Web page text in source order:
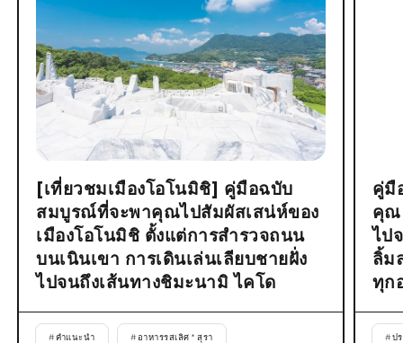
[เที่ยวชมเมืองโอโนมิชิ] คู่มือฉบับ
สมบูรณ์ที่จะพาคุณไปสัมผัสเสน่ห์ของ
เมืองโอโนมิชิ ตั้งแต่การสำรวจถนน
บนเนินเขา การเดินเล่นเลียบชายฝั่ง
ไปจนถึงเส้นทางชิมะนามิ ไคโด
#คำแนะนำ # อาหารรสเลิศ * สุรา
คู่มื
คุณ
ไป
ลิ้ม
ทุก
#ป